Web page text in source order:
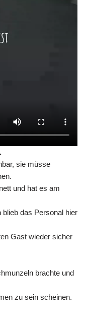
sie müsse
und hat es am
das Personal hier
Gast wieder sicher
brachte und
zu sein scheinen.